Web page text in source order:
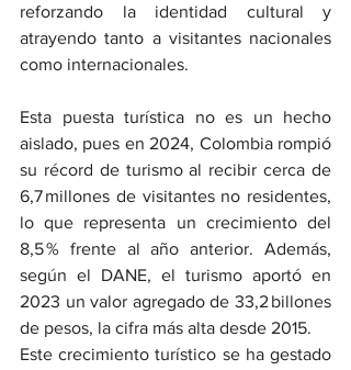
reforzando la identidad cultural y
atrayendo tanto a visitantes nacionales
como internacionales.
Esta puesta turística no es un hecho
aislado, pues en 2024, Colombia rompió
su récord de turismo al recibir cerca de
6,7 millones de visitantes no residentes,
lo que representa un crecimiento del
8,5 % frente al año anterior. Además,
según el DANE, el turismo aportó en
2023 un valor agregado de 33,2 billones
de pesos, la cifra más alta desde 2015.
Este crecimiento turístico se ha gestado